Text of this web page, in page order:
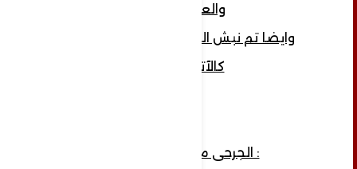
والعدد..
وايضا تم نبش القبور والمقامات
كالآتي...
: الجرحى من النساء